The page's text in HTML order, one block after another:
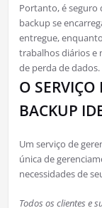
Portanto, é seguro
backup se
entregue,
trabalhos diários e
de perda de dados.
O SERVIÇO
BACKUP
Um serviço de
única de
necessidades de
Todos os clientes e